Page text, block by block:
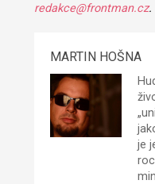
redakce@frontman.cz.
MARTIN HOŠNA
je